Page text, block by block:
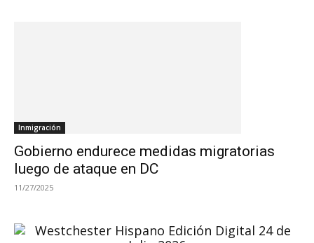
Inmigración
Gobierno endurece medidas migratorias
luego de ataque en DC
11/27/2025